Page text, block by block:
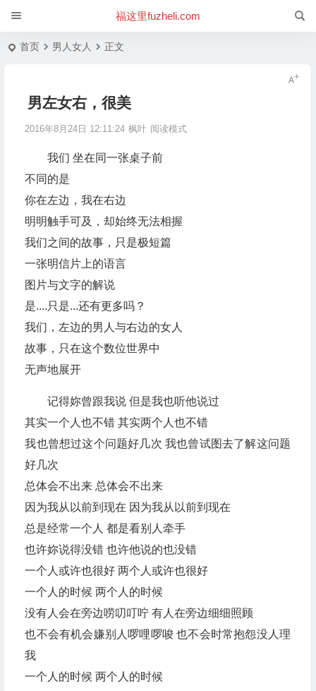
福这里fuzheli.com
首页 男人女人 正文
男左女右，很美
2016年8月24日 12:11:24 枫叶 阅读模式
我们 坐在同一张桌子前
不同的是
你在左边，我在右边
明明触手可及，却始终无法相握
我们之间的故事，只是极短篇
一张明信片上的语言
图片与文字的解说
是....只是...还有更多吗？
我们，左边的男人与右边的女人
故事，只在这个数位世界中
无声地展开
记得妳曾跟我说 但是我也听他说过
其实一个人也不错 其实两个人也不错
我也曾想过这个问题好几次 我也曾试图去了解这问题
好几次
总体会不出来 总体会不出来
因为我从以前到现在 因为我从以前到现在
总是经常一个人 都是看别人牵手
也许妳说得没错 也许他说的也没错
一个人或许也很好 两个人或许也很好
一个人的时候 两个人的时候
没有人会在旁边唠叨叮咛 有人在旁边细细照顾
也不会有机会嫌别人啰哩啰唆 也不会时常抱怨没人理
我
一个人的时候 两个人的时候